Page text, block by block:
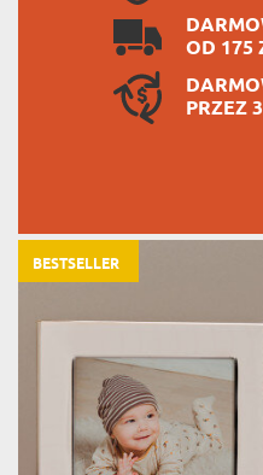
OD 175
PRZEZ
BESTSELLER